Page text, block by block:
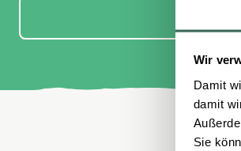
Wir
Damit
damit
Sie